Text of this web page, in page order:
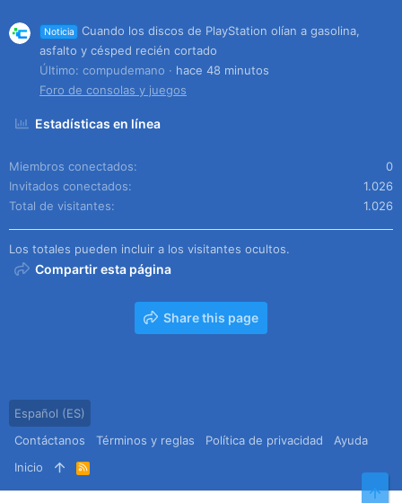
Noticia
Cuando los discos de PlayStation olían a gasolina,
asfalto y césped recién cortado
Último: compudemano
hace 48 minutos
Foro de consolas y juegos
Estadísticas en línea
Miembros conectados
0
Invitados conectados
1.026
Total de visitantes
1.026
Los totales pueden incluir a los visitantes ocultos.
Compartir esta página
Share this page
Español (ES)
Contáctanos
Términos y reglas Política de privacidad
Ayuda
Inicio
R
S
S